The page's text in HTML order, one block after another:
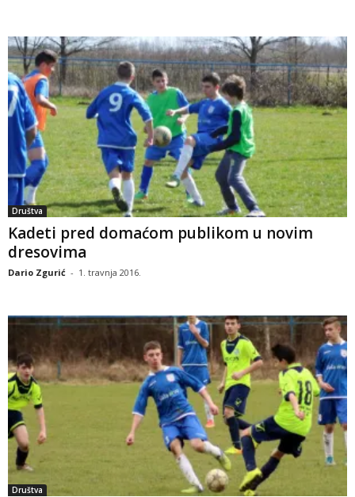
Društva
Kadeti pred domaćom publikom u novim
dresovima
Dario Zgurić - 1. travnja 2016.
Društva